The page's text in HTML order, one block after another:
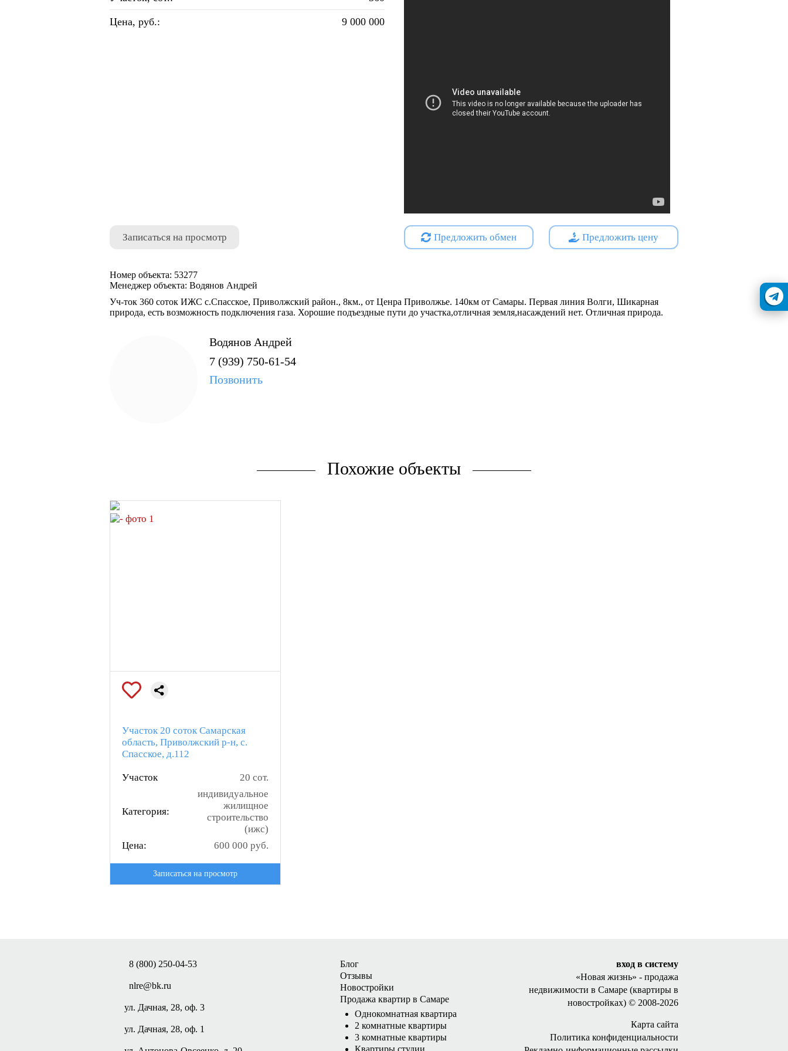
Цена, руб.: 9 000 000
Записаться на просмотр Предложить обмен Предложить цену
Номер объекта: 53277
Менеджер объекта: Водянов Андрей
Уч-ток 360 соток ИЖС с.Спасское, Приволжский район., 8км., от Ценра Приволжье. 140км от Самары. Первая линия Волги, Шикарная
природа, есть возможность подключения газа. Хорошие подъездные пути до участка,отличная земля,насаждений нет. Отличная природа.
Водянов Андрей
7 (939) 750-61-54
Позвонить
Похожие объекты
Участок 20 соток Самарская
область, Приволжский р-н, с.
Спасское, д.112
Участок 20 сот.
Категория:
индивидуальное
жилищное
строительство
(ижс)
Цена:
600 000 руб.
Записаться на просмотр
8 (800) 250-04-53
nlre@bk.ru
ул. Дачная, 28, оф. 3
ул. Дачная, 28, оф. 1
Блог
Отзывы
Новостройки
Продажа квартир в Самаре
Однокомнатная квартира
2 комнатные квартиры
3 комнатные квартиры
Квартиры студии
вход в систему
«Новая жизнь» - продажа
недвижимости в Самаре (квартиры в
новостройках) © 2008-2026
Карта сайта
Политика конфиденциальности